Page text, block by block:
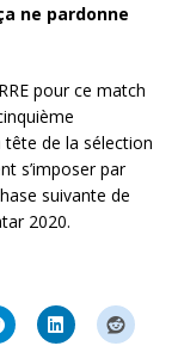
ne pardonne
pour ce match
de la sélection
s’imposer par
suivante de
2020.